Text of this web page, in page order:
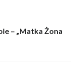
– „Matka Żona